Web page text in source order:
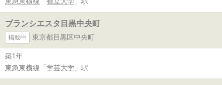
ブランシエスタ目黒中央町
掲載中 東京都目黒区中央町
築1年
東急東横線 「 学芸大学 」駅